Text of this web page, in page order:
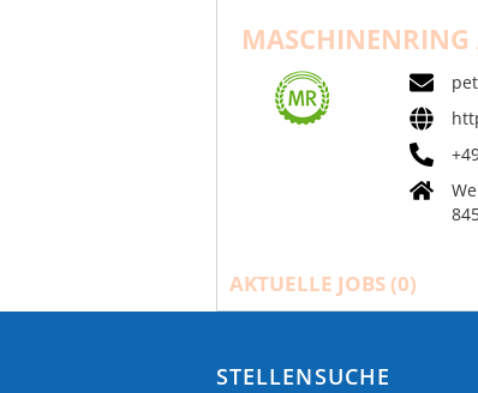
AKTUELLE JOBS (0)
STELLENSUCHE